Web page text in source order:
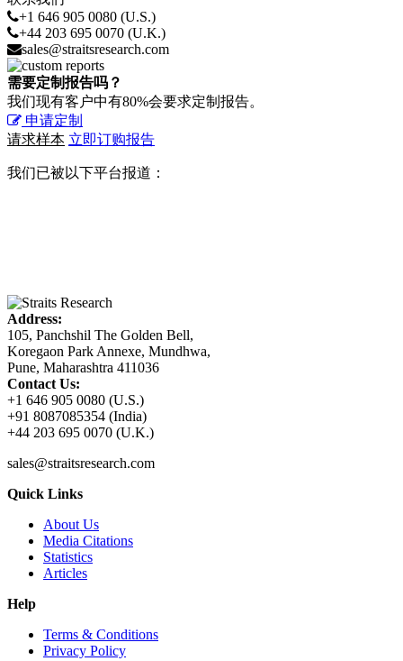
+1 646 905 0080 (U.S.)
+44 203 695 0070 (U.K.)
sales@straitsresearch.com
需要定制报告吗？
我们现有客户中有80%会要求定制报告。
申请定制
请求样本 立即订购报告
我们已被以下平台报道：
Address:
105, Panchshil The Golden Bell,
Koregaon Park Annexe, Mundhwa,
Pune, Maharashtra 411036
Contact Us:
+1 646 905 0080 (U.S.)
+91 8087085354 (India)
+44 203 695 0070 (U.K.)
sales@straitsresearch.com
Quick Links
About Us
Media Citations
Statistics
Articles
Help
Terms & Conditions
Privacy Policy